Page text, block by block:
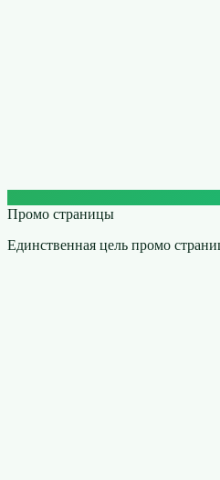
Промо страницы
Единственная цель промо